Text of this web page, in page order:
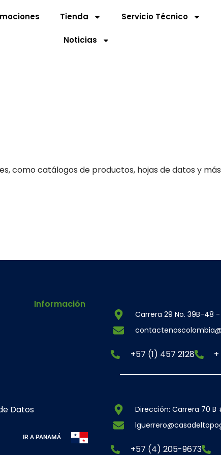
Tienda Servicio Técnico
Noticias
como catálogos de productos, hojas de datos y
Información
Datos
IR A PANAMÁ
Carrera 29 No. 39B-48
+57 (1) 457 2128
Dirección: Carrera 70
+57 (4) 205-9673